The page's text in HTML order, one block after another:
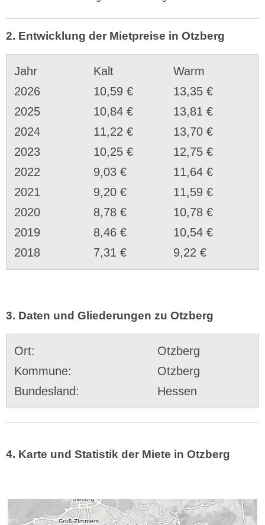
2. Entwicklung der Mietpreise in Otzberg
Jahr Kalt
Warm
2026
10,59 €
13,35 €
2025
10,84 €
13,81 €
2024
11,22 €
13,70 €
2023
10,25 €
12,75 €
2022
9,03 €
11,64 €
2021
9,20 €
11,59 €
2020
8,78 €
10,78 €
2019
8,46 €
10,54 €
2018
7,31 € 9,22 €
3. Daten und Gliederungen zu Otzberg
Ort:
Otzberg
Kommune:
Otzberg
Bundesland:
Hessen
4. Karte und Statistik der Miete in Otzberg